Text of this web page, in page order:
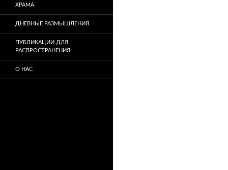
ХРАМА
ДНЕВНЫЕ РАЗМЫШЛЕНИЯ
ПУБЛИКАЦИИ ДЛЯ
РАСПРОСТРАНЕНИЯ
О НАС